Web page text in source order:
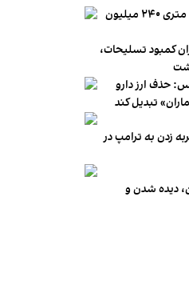
میانگین قیمت مسکن در تهران به متری ۲۴۰ میلیون
کمبود تسلیحات،
حذف ارز دارو
زدن به ترامپ در
دیده شدن و